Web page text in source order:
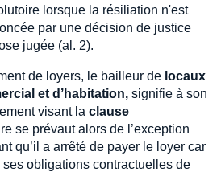
lorsque la résiliation n'est
par une décision de justice
jugée (al. 2).
de loyers, le bailleur de locaux
et d’habitation, signifie à son
visant la clause
se prévaut alors de l’exception
qu’il a arrêté de payer le loyer car
ses obligations contractuelles de